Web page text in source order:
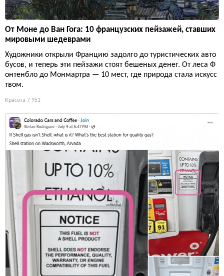
От Моне до Ван Гога: 10 французских пейзажей, ставших
мировыми шедеврами
Художники открыли Францию задолго до туристических авто
бусов, и теперь эти пейзажи стоят бешеных денег. От леса Ф
онтенбло до Монмартра — 10 мест, где природа стала искусс
твом.
Красота 7 951